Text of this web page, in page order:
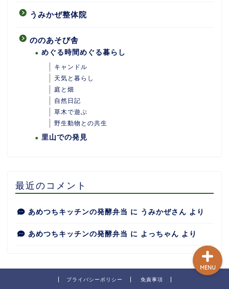
うみかぜ整体院
ののあそび舎
めぐる時間めぐる暮らし
キャンドル
天気と暮らし
庭と畑
自然日記
草木で遊ぶ
野生動物との共生
里山での発見
最近のコメント
あめつちキッチンの発酵弁当 に うみかぜさん より
あめつちキッチンの発酵弁当 に よっちゃん より
プライバシーポリシー 免責事項
MENU